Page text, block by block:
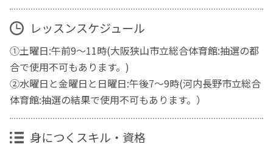
レッスンスケジュール
①土曜日:午前9～11時(大阪狭山市立総合体育館:抽選の都
合で使用不可もあります。)
②水曜日と金曜日と日曜日:午後7～9時(河内長野市立総合
体育館:抽選の結果で使用不可もあります。）
身につくスキル・資格